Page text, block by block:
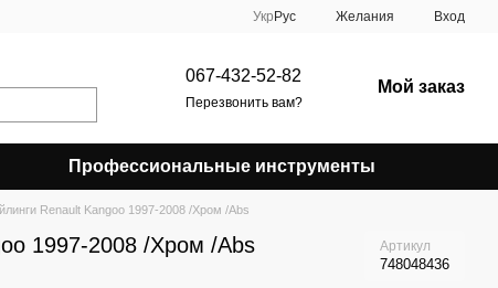
Укр Рус Желания Вход
067-432-52-82
Перезвонить вам?
Мой заказ
Профессиональные инструменты
Renault Kangoo 1997-2008 /Хром /Abs
1997-2008 /Хром /Abs Артикул
748048436